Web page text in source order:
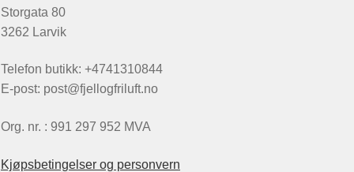
Storgata 80
3262 Larvik
Telefon butikk: +4741310844
E-post: post@fjellogfriluft.no
Org. nr. : 991 297 952 MVA
Kjøpsbetingelser og personvern